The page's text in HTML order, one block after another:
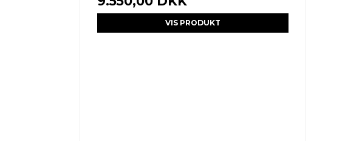
VIS PRODUKT